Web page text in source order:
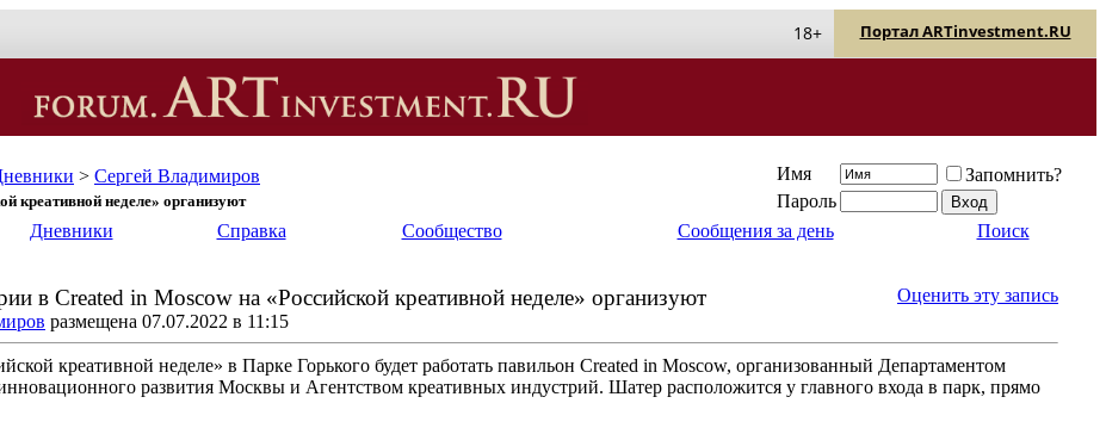
Портал ARTinvestment.RU
18+
> Сергей Владимиров
креативной неделе» организуют
Имя
Запомнить?
Пароль
Дневники Справка Сообщество Сообщения за день Поиск
Оценить эту запись
в Created in Moscow на «Российской креативной неделе» организуют
размещена 07.07.2022 в 11:15
креативной неделе» в Парке Горького будет работать павильон Created in Moscow, организованный Департаментом
развития Москвы и Агентством креативных индустрий. Шатер расположится у главного входа в парк, прямо